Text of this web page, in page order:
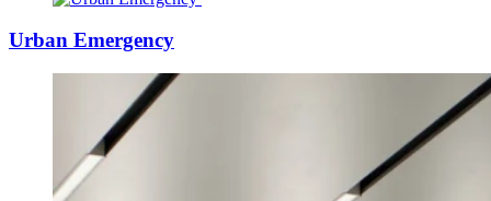
Urban Emergency